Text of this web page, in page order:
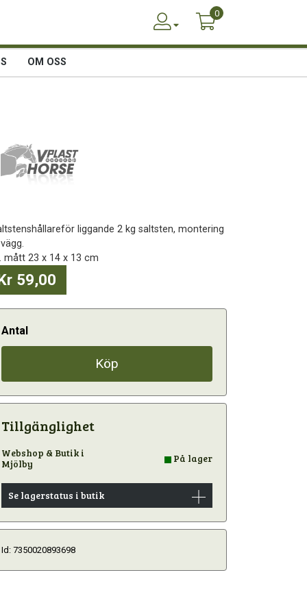
0
OM OSS
liggande 2 kg saltsten, montering
mått 23 x 14 x 13 cm
59,00
Antal
Köp
Tillgänglighet
Webshop & Butik i
Mjölby
På lager
Se lagerstatus i butik
Id: 7350020893698